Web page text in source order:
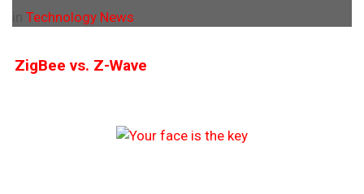
Technology News
ZigBee vs. Z-Wave